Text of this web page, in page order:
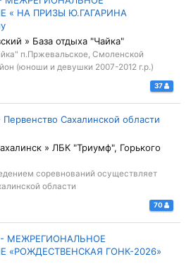
« НА ПРИЗЫ Ю.ГАГАРИНА
» База отдыха "Чайка"
п.Пржевальское, Смоленской
(юноши и девушки 2007-2012 г.р.)
37
Первенство Сахалинской области
» ЛБК "Триумф", Горького
соревнований осуществляет
области
70
- МЕЖРЕГИОНАЛЬНОЕ
«РОЖДЕСТВЕНСКАЯ ГОНК-2026»